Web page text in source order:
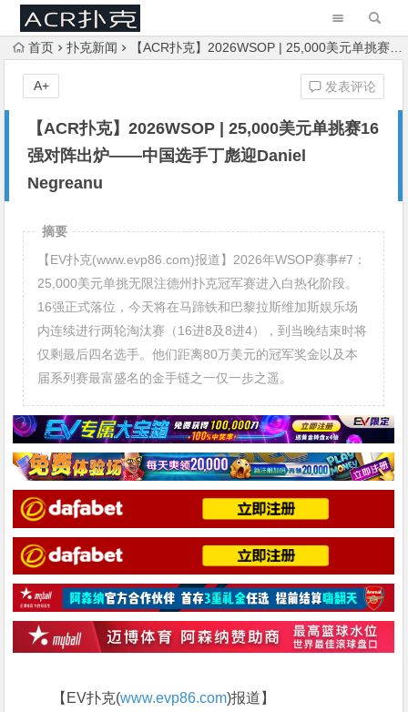
首页 扑克新闻 【ACR扑克】2026WSOP | 25,000美元单挑赛16强对阵出炉——中国选手丁彪迎Daniel Negreanu
【ACR扑克】2026WSOP | 25,000美元单挑赛16
强对阵出炉——中国选手丁彪迎Daniel
Negreanu
发表评论
A+
摘要
【EV扑克(www.evp86.com)报道】2026年WSOP赛事#7：
25,000美元单挑无限注德州扑克冠军赛进入白热化阶段。
16强正式落位，今天将在马蹄铁和巴黎拉斯维加斯娱乐场
内连续进行两轮淘汰赛（16进8及8进4），到当晚结束时将
仅剩最后四名选手。他们距离80万美元的冠军奖金以及本
届系列赛最富盛名的金手链之一仅一步之遥。
【EV扑克(www.evp86.com)报道】